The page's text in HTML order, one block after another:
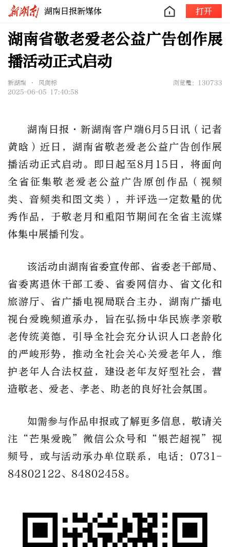
湖南日报新媒体 打开
湖南省敬老爱老公益广告创作展
播活动正式启动
新湖南 • 风向标
浏览量：130733
2025-06-05 17:40:58
湖南日报 ·新湖南客户端6月5日讯（记者
黄晗） 近日， 湖南省敬老爱老公益广告创作展
播活动正式启动。 即日起至8月15日， 将面向
全省征集敬老爱老公益广告原创作品 （ 视频
类、音频类和图文类 ），并评选一定数量的优
秀作品 ，于敬老月和重阳节期间在全省主流媒
体集中展播刊发。
该活动由湖南省委宣传部、省委老干部局、
省委离退休干部工委、省委网信办、省文化和
旅游厅、省广播电视局联合主办 ，湖南广播电
视台爱晚频道承办 ，
旨在弘扬中华民族孝亲敬
老传统美德，引导全社会充分认识人口老龄化
的严峻形势，推动全社会关心关爱老年人，维
护老年人合法权益，建设老年友好型社会，营
造敬老、爱老、孝老、助老的良好社会氛围。
如需参与作品申报或了解更多信息，敬请关
注
“芒果爱晚”微信公众号和“银芒超视”视
频号 ， 或与活动承办单位联系， 电话：0731-
84802122、84802458。